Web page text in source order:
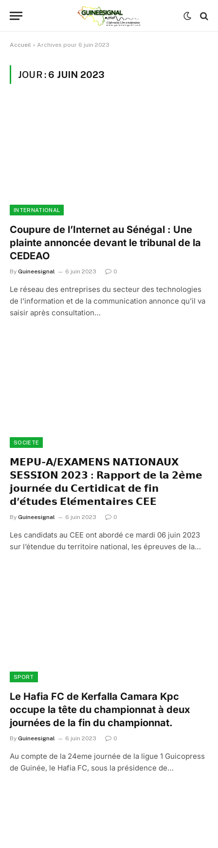
Accueil » Archives pour 6 juin 2023
JOUR : 6 JUIN 2023
INTERNATIONAL
Coupure de l’Internet au Sénégal : Une
plainte annoncée devant le tribunal de la
CEDEAO
By Guineesignal 6 juin 2023 0
Le réseau des entreprises du secteur des technologies
de l’information et de la communication annonce qu’il va
saisir après consultation…
SOCIETE
𝗠𝗘𝗣𝗨-𝗔/𝗘𝗫𝗔𝗠𝗘𝗡𝗦 𝗡𝗔𝗧𝗜𝗢𝗡𝗔𝗨𝗫
𝗦𝗘𝗦𝗦𝗜𝗢𝗡 𝟮𝟬𝟮𝟯 : 𝗥𝗮𝗽𝗽𝗼𝗿𝘁 𝗱𝗲 𝗹𝗮 𝟮𝗲̀𝗺𝗲
𝗷𝗼𝘂𝗿𝗻𝗲́𝗲 𝗱𝘂 𝗖𝗲𝗿𝘁𝗶𝗱𝗶𝗰𝗮𝘁 𝗱𝗲 𝗳𝗶𝗻
𝗱’𝗲́𝘁𝘂𝗱𝗲𝘀 𝗘́𝗹𝗲́𝗺𝗲𝗻𝘁𝗮𝗶𝗿𝗲𝘀 𝗖𝗘𝗘
By Guineesignal 6 juin 2023 0
Les candidats au CEE ont abordé ce mardi 06 juin 2023
sur l’étendue du territoire national, les épreuves de la…
SPORT
Le Hafia FC de Kerfalla Camara Kpc
occupe la tête du championnat à deux
journées de la fin du championnat.
By Guineesignal 6 juin 2023 0
Au compte de la 24eme journée de la ligue 1 Guicopress
de Guinée, le Hafia FC, sous la présidence de…